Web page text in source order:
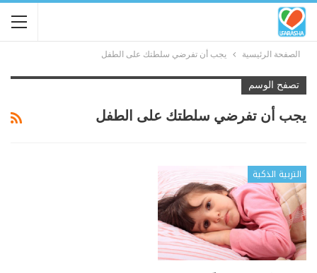
الصفحة الرئيسية يجب أن تفرضي سلطتك على الطفل
تصفح الوسم
يجب أن تفرضي سلطتك على الطفل
التربية الذكية